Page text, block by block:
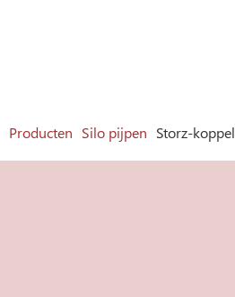
Producten Silo pijpen Storz-